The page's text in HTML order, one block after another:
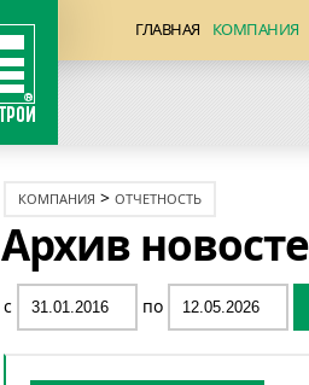
ГЛАВНАЯ КОМПАНИЯ
КОМПАНИЯ > ОТЧЕТНОСТЬ
Архив
с по